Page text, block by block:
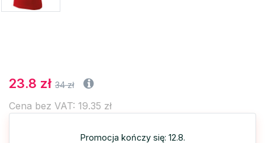
23.8 zł 34 zł
Cena bez VAT: 19.35 zł
Promocja kończy się: 12.8.